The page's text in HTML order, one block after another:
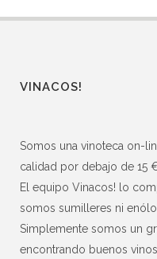
VINACOS!
Somos una vinoteca on-
calidad por debajo de 15
El equipo Vinacos! lo
somos sumilleres ni
Simplemente somos un
encontrando buenos